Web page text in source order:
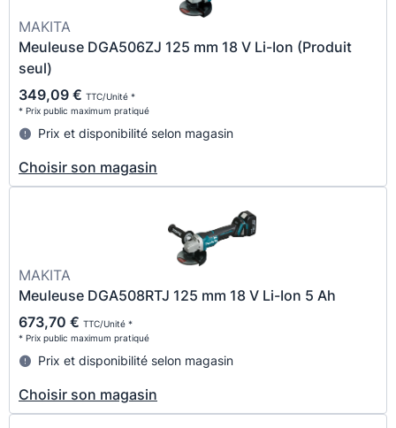
MAKITA
Meuleuse DGA506ZJ 125 mm 18 V Li-Ion (Produit
seul)
349,09 € TTC/Unité *
* Prix public maximum pratiqué
Prix et disponibilité selon magasin
Choisir son magasin
MAKITA
Meuleuse DGA508RTJ 125 mm 18 V Li-Ion 5 Ah
673,70 € TTC/Unité *
* Prix public maximum pratiqué
Prix et disponibilité selon magasin
Choisir son magasin